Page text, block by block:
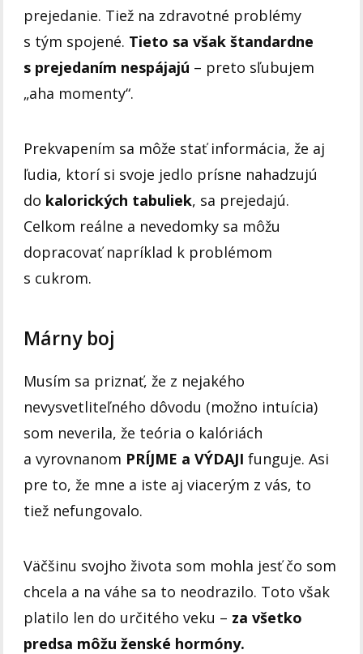
prejedanie. Tiež na zdravotné problémy
s tým spojené. Tieto sa však štandardne
s prejedaním nespájajú – preto sľubujem
„aha momenty“.
Prekvapením sa môže stať informácia, že aj
ľudia, ktorí si svoje jedlo prísne nahadzujú
do kalorických tabuliek, sa prejedajú.
Celkom reálne a nevedomky sa môžu
dopracovať napríklad k problémom
s cukrom.
Márny boj
Musím sa priznať, že z nejakého
nevysvetliteľného dôvodu (možno intuícia)
som neverila, že teória o kalóriách
a vyrovnanom PRÍJME a VÝDAJI funguje. Asi
pre to, že mne a iste aj viacerým z vás, to
tiež nefungovalo.
Väčšinu svojho života som mohla jesť čo som
chcela a na váhe sa to neodrazilo. Toto však
platilo len do určitého veku – za všetko
predsa môžu ženské hormóny.